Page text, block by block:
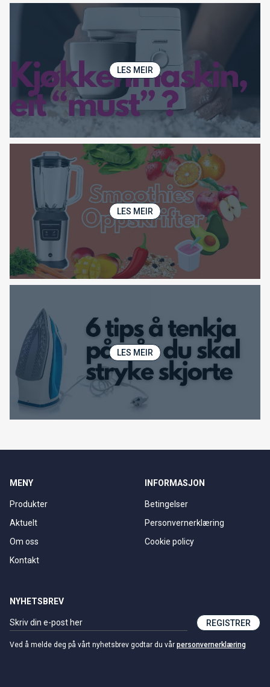
LES MEIR
LES MEIR
LES MEIR
MENY
Produkter
Aktuelt
Om oss
Kontakt
INFORMASJON
Betingelser
Personvernerklæring
Cookie policy
NYHETSBREV
REGISTRER
Ved å melde deg på vårt nyhetsbrev godtar du vår personvernerklæring